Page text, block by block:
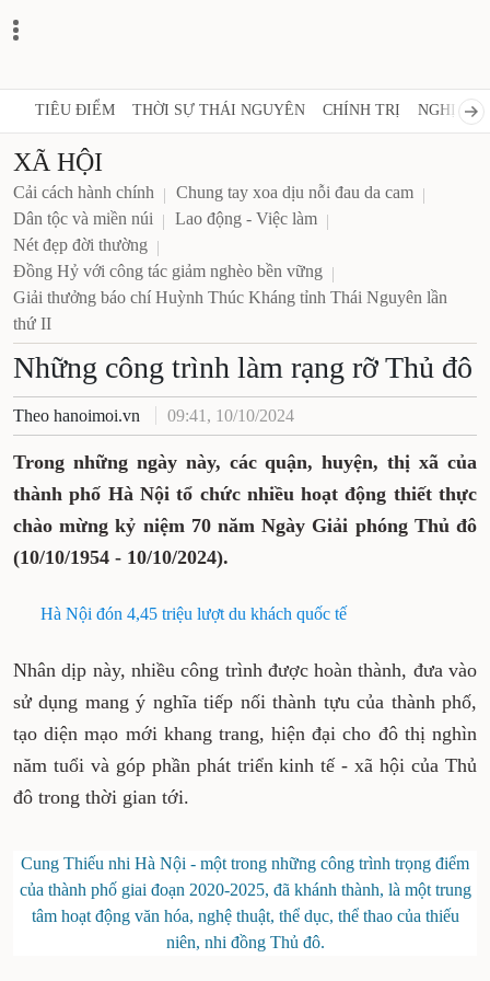
TIÊU ĐIỂM THỜI SỰ THÁI NGUYÊN CHÍNH TRỊ NGHỊ
XÃ HỘI
Cải cách hành chính
Chung tay xoa dịu nỗi đau da cam
Dân tộc và miền núi
Lao động - Việc làm
Nét đẹp đời thường
Đồng Hỷ với công tác giảm nghèo bền vững
Giải thưởng báo chí Huỳnh Thúc Kháng tỉnh Thái Nguyên lần
thứ II
Những công trình làm rạng rỡ Thủ đô
Theo hanoimoi.vn 09:41, 10/10/2024
Trong những ngày này, các quận, huyện, thị xã của
thành phố Hà Nội tổ chức nhiều hoạt động thiết thực
chào mừng kỷ niệm 70 năm Ngày Giải phóng Thủ đô
(10/10/1954 - 10/10/2024).
Hà Nội đón 4,45 triệu lượt du khách quốc tế
Nhân dịp này, nhiều công trình được hoàn thành, đưa vào
sử dụng mang ý nghĩa tiếp nối thành tựu của thành phố,
tạo diện mạo mới khang trang, hiện đại cho đô thị nghìn
năm tuổi và góp phần phát triển kinh tế - xã hội của Thủ
đô trong thời gian tới.
Cung Thiếu nhi Hà Nội - một trong những công trình trọng điểm
của thành phố giai đoạn 2020-2025, đã khánh thành, là một trung
tâm hoạt động văn hóa, nghệ thuật, thể dục, thể thao của thiếu
niên, nhi đồng Thủ đô.